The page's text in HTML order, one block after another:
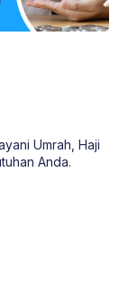
Umrah, Haji
Anda.